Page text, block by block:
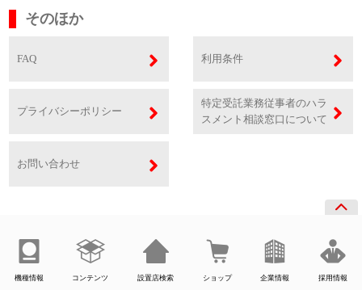
機種情報 コンテンツ 設置店検索 ショップ 企業情報 採用情報
そのほか
FAQ 利用条件
プライバシーポリシー
特定受託業務従事者のハラ
スメント相談窓口について
お問い合わせ